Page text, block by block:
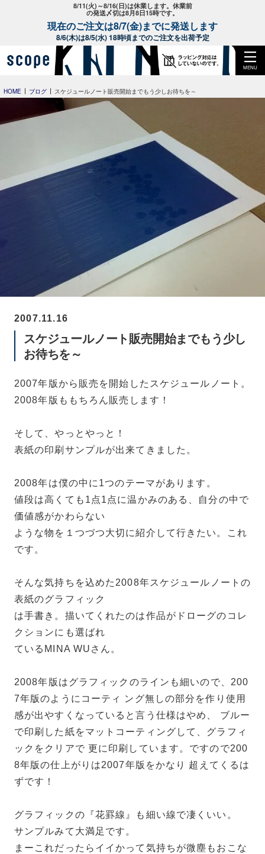
8/11(火)～8/16(日)は休業します。休業前
の発送〆切は8月8日15時です。
現在のご注文は8/7(金)までに発送します
8/6(木)は8/5(水) 18時頃までのご注文を出荷予定
MENU
HOME ブログ スケジュールノート販売開始までもう少しお待ちを～
2007.11.16
スケジュールノート販売開始までもう少し
お待ちを～
2007年版から販売を開始したスケジュールノート。
2008年版ももちろん販売します！
そして、やっとやっと！
表紙の印刷サンプルが出来てきました。
2008年は僕の中に1つのテーマがあります。
値段は高くても1点1点に温かみのある、自分の中で
価値感がかわらない
ような物を１つづつ大切に紹介して行きたい。これ
です。
そんな気持ちを込めた2008年スケジュールノートの
表紙のグラフィック
は手書き。描いてくれたのは作品がドローグのコレ
クションにも選ばれ
ているMINA WUさん。
2008年版はグラフィックのラインも細いので、200
7年版のようにコーティ ング無しの部分を作り使用
感が出やすくなっていると言う仕様はやめ、 ブルー
で印刷した紙をマットコーティングして、グラフィ
ックをクリアで 更に印刷しています。ですので200
8年版の仕上がりは2007年版をかなり 超えてくるは
ずです！
グラフィックの『花罫線』も細い線で凄くいい。
サンプルみて大満足です。
まーこれだったらイイかって気持ちが微塵もおこな